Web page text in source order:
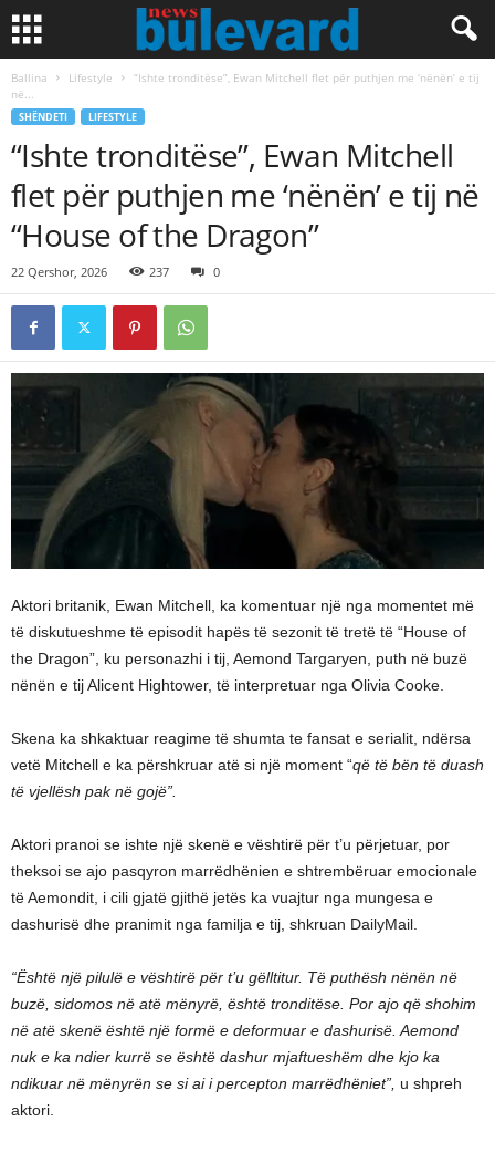
Ballina Lifestyle
“Ishte tronditëse”, Ewan Mitchell flet për puthjen me ‘nënën’ e tij
në...
SHËNDETI LIFESTYLE
“Ishte tronditëse”, Ewan Mitchell
flet për puthjen me ‘nënën’ e tij në
“House of the Dragon”
22 Qershor, 2026 237 0
Aktori britanik, Ewan Mitchell, ka komentuar një nga momentet më
të diskutueshme të episodit hapës të sezonit të tretë të “House of
the Dragon”, ku personazhi i tij, Aemond Targaryen, puth në buzë
nënën e tij Alicent Hightower, të interpretuar nga Olivia Cooke.
Skena ka shkaktuar reagime të shumta te fansat e serialit, ndërsa
vetë Mitchell e ka përshkruar atë si një moment “që të bën të duash
të vjellësh pak në gojë”.
Aktori pranoi se ishte një skenë e vështirë për t’u përjetuar, por
theksoi se ajo pasqyron marrëdhënien e shtrembëruar emocionale
të Aemondit, i cili gjatë gjithë jetës ka vuajtur nga mungesa e
dashurisë dhe pranimit nga familja e tij, shkruan DailyMail.
“Është një pilulë e vështirë për t’u gëlltitur. Të puthësh nënën në
buzë, sidomos në atë mënyrë, është tronditëse. Por ajo që shohim
në atë skenë është një formë e deformuar e dashurisë. Aemond
nuk e ka ndier kurrë se është dashur mjaftueshëm dhe kjo ka
ndikuar në mënyrën se si ai i percepton marrëdhëniet”, u shpreh
aktori.